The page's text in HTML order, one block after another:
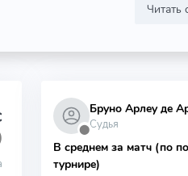
Читать
⬤
Бруно Арлеу де
Судья
В среднем за матч (по
турнире)